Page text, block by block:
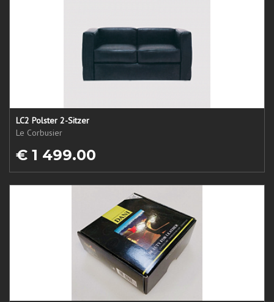
LC2 Polster 2-Sitzer
Le Corbusier
€ 1 499.00